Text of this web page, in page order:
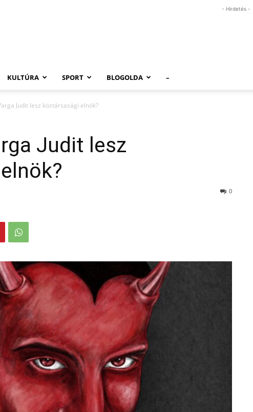
- Hirdetés -
KULTÚRA SPORT BLOGOLDA –
Judit lesz köztársasági elnök?
Judit lesz
0